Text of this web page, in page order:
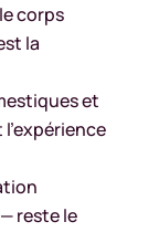
corps
la
et
reste le